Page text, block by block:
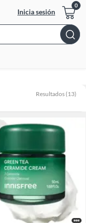
Inicia sesión
Resultados (13)